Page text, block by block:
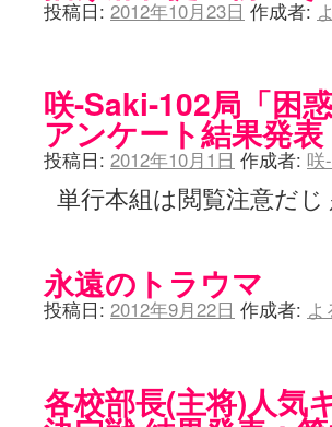
投稿日: 2012年10月23日 作成者:
咲-Saki-102局「困
アンケート結果発表
投稿日: 2012年10月1日 作成者: 咲
単行本組は閲覧注意
永遠のトラウマ
投稿日: 2012年9月22日 作成者: よ
各校部長(主将)人気